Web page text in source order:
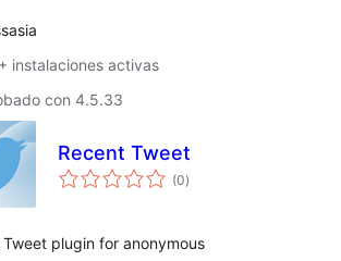
instalaciones activas
con 4.5.33
Recent Tweet
(0total
de
)
Tweet plugin for anonymous